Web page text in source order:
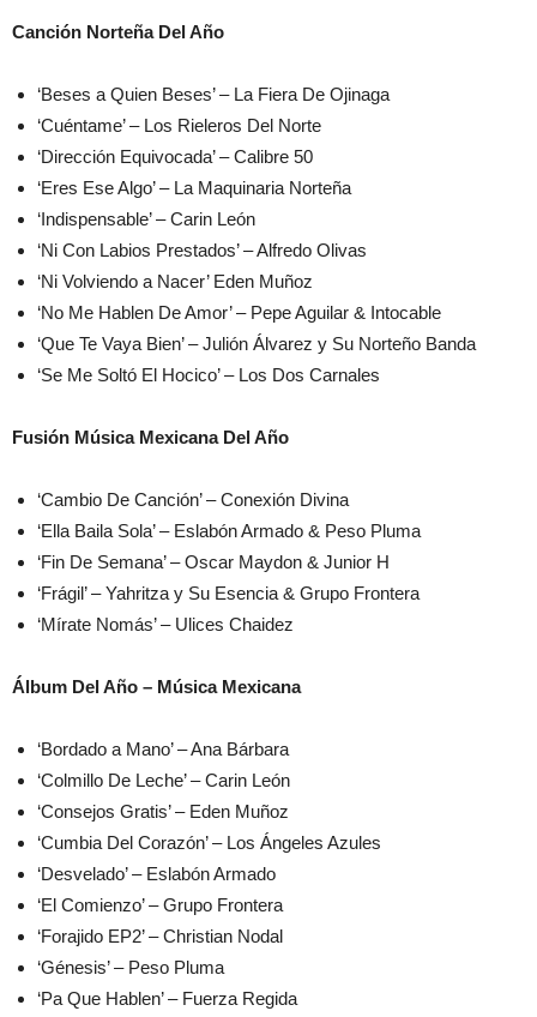
Canción Norteña Del Año
‘Beses a Quien Beses’ – La Fiera De Ojinaga
‘Cuéntame’ – Los Rieleros Del Norte
‘Dirección Equivocada’ – Calibre 50
‘Eres Ese Algo’ – La Maquinaria Norteña
‘Indispensable’ – Carin León
‘Ni Con Labios Prestados’ – Alfredo Olivas
‘Ni Volviendo a Nacer’ Eden Muñoz
‘No Me Hablen De Amor’ – Pepe Aguilar & Intocable
‘Que Te Vaya Bien’ – Julión Álvarez y Su Norteño Banda
‘Se Me Soltó El Hocico’ – Los Dos Carnales
Fusión Música Mexicana Del Año
‘Cambio De Canción’ – Conexión Divina
‘Ella Baila Sola’ – Eslabón Armado & Peso Pluma
‘Fin De Semana’ – Oscar Maydon & Junior H
‘Frágil’ – Yahritza y Su Esencia & Grupo Frontera
‘Mírate Nomás’ – Ulices Chaidez
Álbum Del Año – Música Mexicana
‘Bordado a Mano’ – Ana Bárbara
‘Colmillo De Leche’ – Carin León
‘Consejos Gratis’ – Eden Muñoz
‘Cumbia Del Corazón’ – Los Ángeles Azules
‘Desvelado’ – Eslabón Armado
‘El Comienzo’ – Grupo Frontera
‘Forajido EP2’ – Christian Nodal
‘Génesis’ – Peso Pluma
‘Pa Que Hablen’ – Fuerza Regida